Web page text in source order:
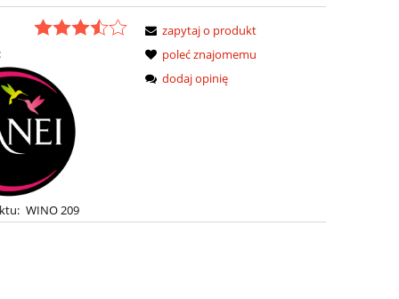
WINO 209
zapytaj o produkt
poleć znajomemu
dodaj opinię